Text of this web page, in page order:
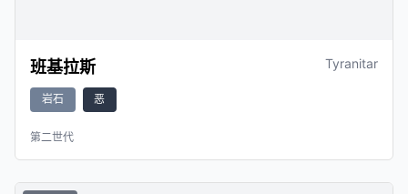
班基拉斯 Tyranitar
岩石 恶
第二世代